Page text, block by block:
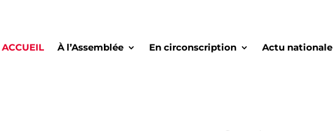
ACCUEIL À l’Assemblée En circonscription Actu nationale